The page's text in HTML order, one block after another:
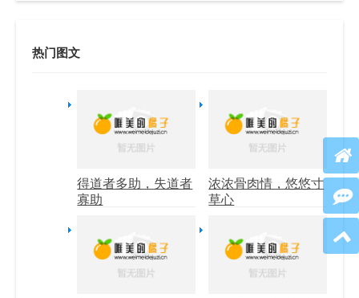
热门图文
得道者多助，失道者
寡助
浓浓骨肉情，悠悠寸
草心